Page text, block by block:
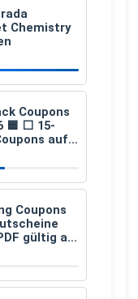
Chemistry
Coupons
🟦 ⬜ 15-
auf
ab 2
Coupons
gültig ab